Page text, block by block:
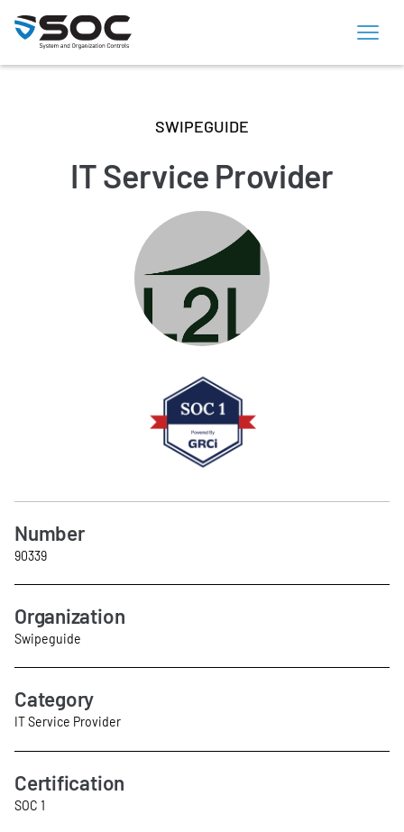
SWIPEGUIDE
IT Service Provider
Number
90339
Organization
Swipeguide
Category
IT Service Provider
Certification
SOC 1